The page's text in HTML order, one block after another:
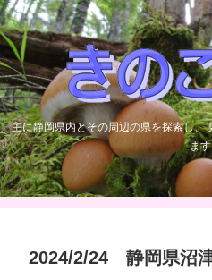
主に静岡県内とその周辺の県を探索し、
ます
2024/2/24 静岡県沼